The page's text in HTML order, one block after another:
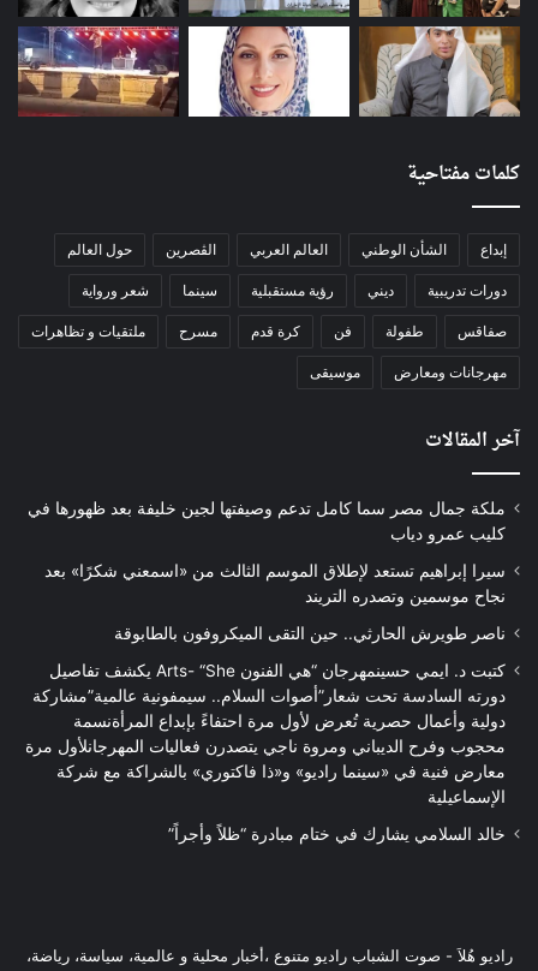
كلمات مفتاحية
إبداع الشأن الوطني العالم العربي الڨصرين حول العالم
دورات تدريبية ديني رؤية مستقبلية سينما شعر ورواية
صفاقس طفولة فن كرة قدم مسرح ملتقيات و تظاهرات
مهرجانات ومعارض موسيقى
آخر المقالات
ملكة جمال مصر سما كامل تدعم وصيفتها لجين خليفة بعد ظهورها في
كليب عمرو دياب
سيرا إبراهيم تستعد لإطلاق الموسم الثالث من «اسمعني شكرًا» بعد
نجاح موسمين وتصدره التريند
ناصر طويرش الحارثي.. حين التقى الميكروفون بالطابوقة
كتبت د. ايمي حسينمهرجان “هي الفنون Arts- “She يكشف تفاصيل
دورته السادسة تحت شعار”أصوات السلام.. سيمفونية عالمية”مشاركة
دولية وأعمال حصرية تُعرض لأول مرة احتفاءً بإبداع المرأةنسمة
محجوب وفرح الديباني ومروة ناجي يتصدرن فعاليات المهرجانلأول مرة
معارض فنية في «سينما راديو» و«ذا فاكتوري» بالشراكة مع شركة
الإسماعيلية
خالد السلامي يشارك في ختام مبادرة “ظلاً وأجراً”
راديو هُلاَ‎ - صوت الشباب راديو متنوع ،أخبار محلية و عالمية، سياسة، رياضة،